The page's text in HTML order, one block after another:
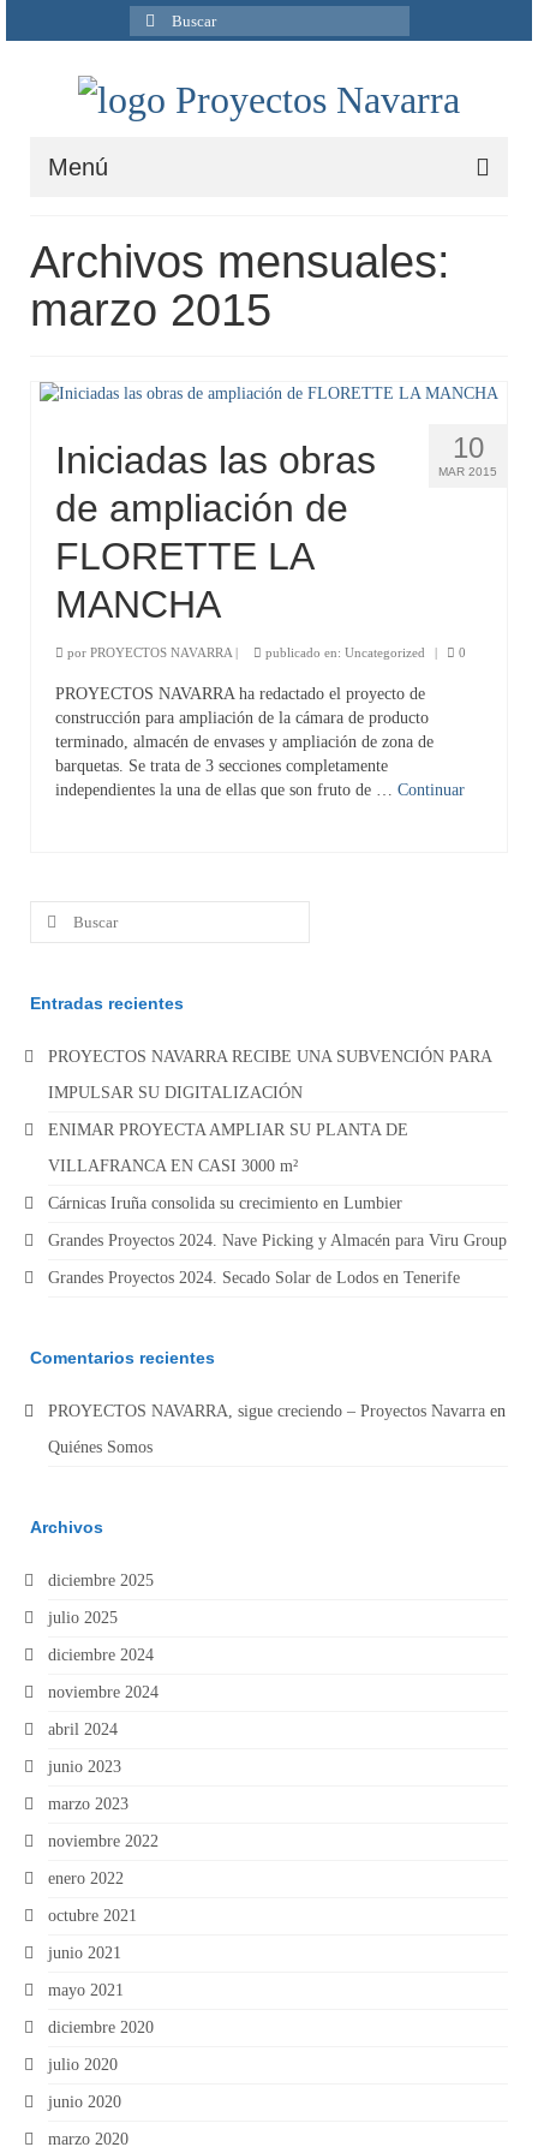
Buscar
por:
Menú
Quiénes Somos
Servicios
Medio Ambiente
I+D+i
Contacto
Noticias
Archivos mensuales:
marzo 2015
10
MAR 2015
Iniciadas las obras
de ampliación de
FLORETTE LA
MANCHA
por PROYECTOS NAVARRA| publicado en: Uncategorized 0
PROYECTOS NAVARRA ha redactado el proyecto de
construcción para ampliación de la cámara de producto
terminado, almacén de envases y ampliación de zona de
barquetas. Se trata de 3 secciones completamente
independientes la una de ellas que son fruto de … Continuar
Buscar
Entradas recientes
PROYECTOS NAVARRA RECIBE UNA SUBVENCIÓN PARA
IMPULSAR SU DIGITALIZACIÓN
ENIMAR PROYECTA AMPLIAR SU PLANTA DE
VILLAFRANCA EN CASI 3000 m²
Cárnicas Iruña consolida su crecimiento en Lumbier
Grandes Proyectos 2024. Nave Picking y Almacén para Viru Group
Grandes Proyectos 2024. Secado Solar de Lodos en Tenerife
Comentarios recientes
PROYECTOS NAVARRA, sigue creciendo – Proyectos Navarra en
Quiénes Somos
Archivos
diciembre 2025
julio 2025
diciembre 2024
noviembre 2024
abril 2024
junio 2023
marzo 2023
noviembre 2022
enero 2022
octubre 2021
junio 2021
mayo 2021
diciembre 2020
julio 2020
junio 2020
marzo 2020